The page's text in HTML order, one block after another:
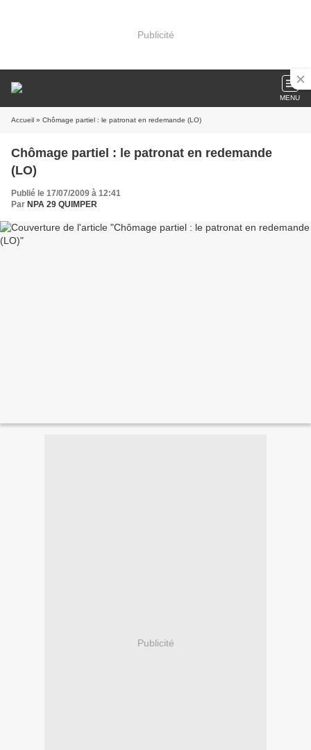
Publicité
MENU
Accueil » Chômage partiel : le patronat en redemande (LO)
Chômage partiel : le patronat en redemande
(LO)
Publié le 17/07/2009 à 12:41
Par NPA 29 QUIMPER
Publicité